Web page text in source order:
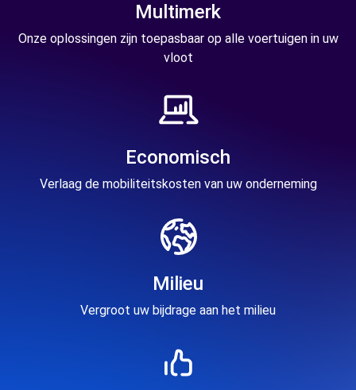
Multimerk
Onze oplossingen zijn toepasbaar op alle voertuigen in uw
vloot
Economisch
Verlaag de mobiliteitskosten van uw onderneming
Milieu
Vergroot uw bijdrage aan het milieu